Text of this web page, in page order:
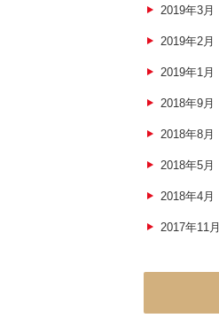
2019年3月
2019年2月
2019年1月
2018年9月
2018年8月
2018年5月
2018年4月
2017年11月